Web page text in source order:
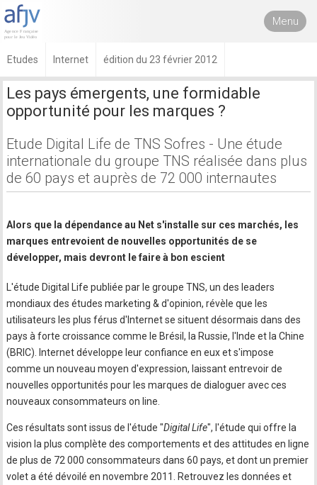
Menu
Etudes Internet édition du 23 février 2012
Les pays émergents, une formidable
opportunité pour les marques ?
Etude Digital Life de TNS Sofres - Une étude
internationale du groupe TNS réalisée dans plus
de 60 pays et auprès de 72 000 internautes
Alors que la dépendance au Net s'installe sur ces marchés, les
marques entrevoient de nouvelles opportunités de se
développer, mais devront le faire à bon escient
L'étude Digital Life publiée par le groupe TNS, un des leaders
mondiaux des études marketing & d'opinion, révèle que les
utilisateurs les plus férus d'Internet se situent désormais dans des
pays à forte croissance comme le Brésil, la Russie, l'Inde et la Chine
(BRIC). Internet développe leur confiance en eux et s'impose
comme un nouveau moyen d'expression, laissant entrevoir de
nouvelles opportunités pour les marques de dialoguer avec ces
nouveaux consommateurs on line.
Ces résultats sont issus de l'étude "Digital Life", l'étude qui offre la
vision la plus complète des comportements et des attitudes en ligne
de plus de 72 000 consommateurs dans 60 pays, et dont un premier
volet a été dévoilé en novembre 2011. Retrouvez les données et